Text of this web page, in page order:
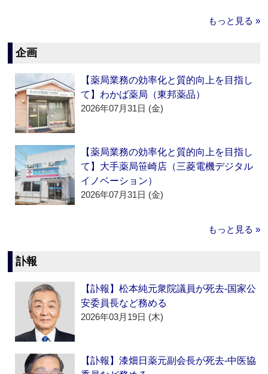
もっと見る »
企画
【薬局業務の効率化と質的向上を目指し
て】わかば薬局（東邦薬品）
2026年07月31日 (金)
【薬局業務の効率化と質的向上を目指し
て】大手薬局笹崎店（三菱電機デジタル
イノベーション）
2026年07月31日 (金)
もっと見る »
訃報
【訃報】松本純元衆院議員が死去‐国家公
安委員長など務める
2026年03月19日 (木)
【訃報】漆畑日薬元副会長が死去‐中医協